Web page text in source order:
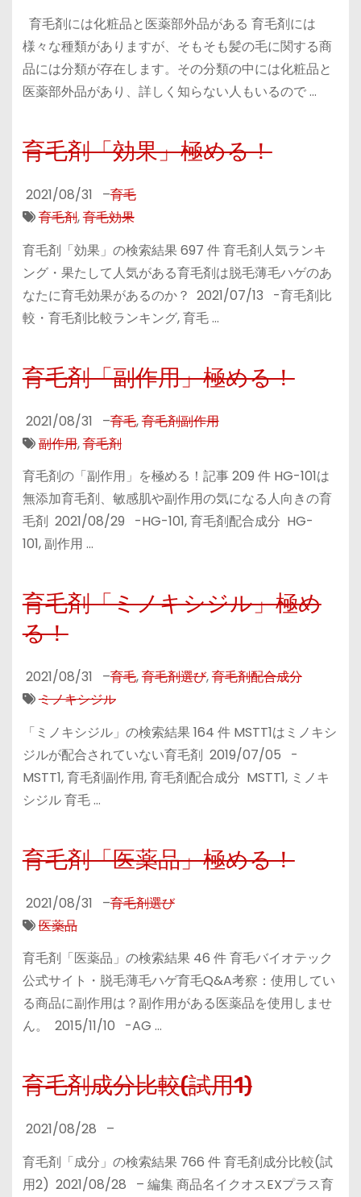
育毛剤には化粧品と医薬部外品がある 育毛剤には
様々な種類がありますが、そもそも髪の毛に関する商
品には分類が存在します。その分類の中には化粧品と
医薬部外品があり、詳しく知らない人もいるので …
育毛剤「効果」極める！
2021/08/31 –育毛
育毛剤,育毛効果
育毛剤「効果」の検索結果 697 件 育毛剤人気ランキ
ング・果たして人気がある育毛剤は脱毛薄毛ハゲのあ
なたに育毛効果があるのか？ 2021/07/13 -育毛剤比
較・育毛剤比較ランキング, 育毛 …
育毛剤「副作用」極める！
2021/08/31 –育毛,育毛剤副作用
副作用,育毛剤
育毛剤の「副作用」を極める！記事 209 件 HG-101は
無添加育毛剤、敏感肌や副作用の気になる人向きの育
毛剤 2021/08/29 -HG-101, 育毛剤配合成分 HG-
101, 副作用 …
育毛剤「ミノキシジル」極め
る！
2021/08/31 –育毛,育毛剤選び,育毛剤配合成分
ミノキシジル
「ミノキシジル」の検索結果 164 件 MSTT1はミノキシ
ジルが配合されていない育毛剤 2019/07/05 -
MSTT1, 育毛剤副作用, 育毛剤配合成分 MSTT1, ミノキ
シジル 育毛 …
育毛剤「医薬品」極める！
2021/08/31 –育毛剤選び
医薬品
育毛剤「医薬品」の検索結果 46 件 育毛バイオテック
公式サイト・脱毛薄毛ハゲ育毛Q&A考察：使用してい
る商品に副作用は？副作用がある医薬品を使用しませ
ん。 2015/11/10 -AG …
育毛剤成分比較(試用1)
2021/08/28
–
育毛剤「成分」の検索結果 766 件 育毛剤成分比較(試
用2) 2021/08/28 – 編集 商品名イクオスEXプラス育